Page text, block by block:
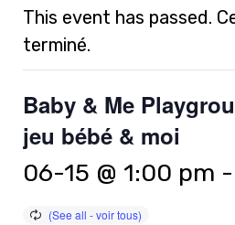
This event has passed.
terminé.
Baby & Me
jeu bébé & moi
06-15 @ 1:00 pm -